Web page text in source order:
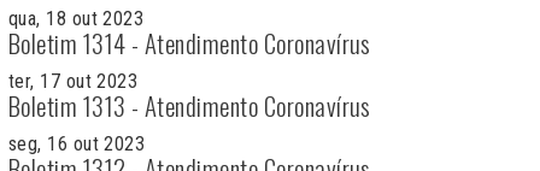
qua, 18 out 2023
Boletim 1314 - Atendimento Coronavírus
ter, 17 out 2023
Boletim 1313 - Atendimento Coronavírus
seg, 16 out 2023